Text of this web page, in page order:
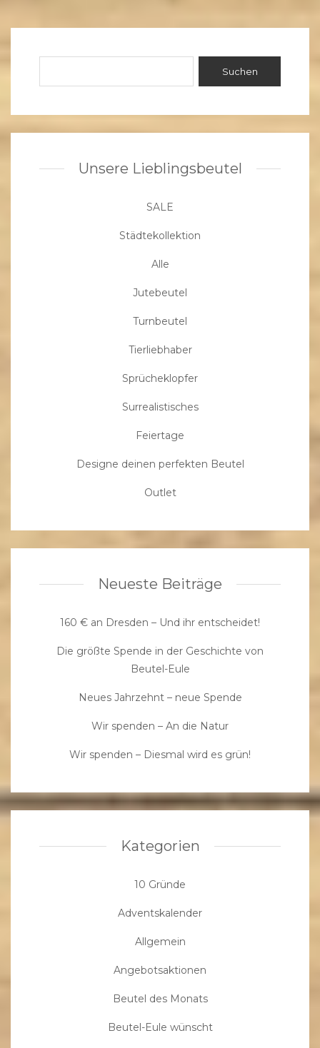
Unsere Lieblingsbeutel
SALE
Städtekollektion
Alle
Jutebeutel
Turnbeutel
Tierliebhaber
Sprücheklopfer
Surrealistisches
Feiertage
Designe deinen perfekten Beutel
Outlet
Neueste Beiträge
160 € an Dresden – Und ihr entscheidet!
Die größte Spende in der Geschichte von
Beutel-Eule
Neues Jahrzehnt – neue Spende
Wir spenden – An die Natur
Wir spenden – Diesmal wird es grün!
Kategorien
10 Gründe
Adventskalender
Allgemein
Angebotsaktionen
Beutel des Monats
Beutel-Eule wünscht